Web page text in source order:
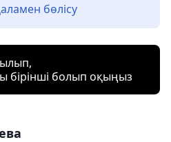
бөлісу
бірінші болып оқыңыз